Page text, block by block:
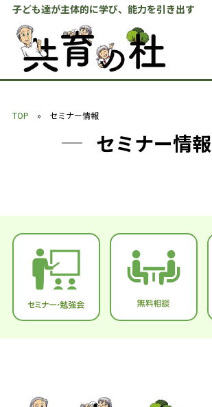
子ども達が主体的に学び、能力を引き出す
TOP » セミナー情報
セミナー情報